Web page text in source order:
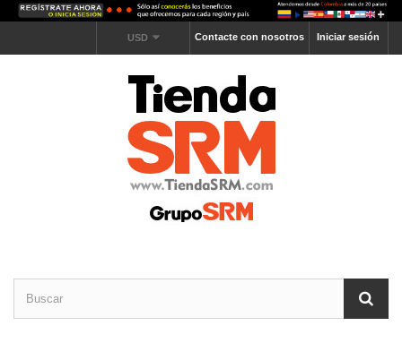
Iniciar sesión
Contacte con nosotros
USD